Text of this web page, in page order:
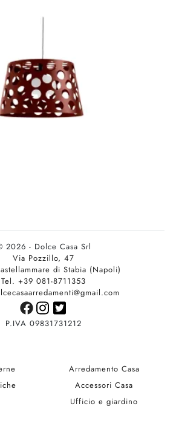
2026 - Dolce Casa Srl
Via Pozzillo, 47
di Stabia (Napoli)
Tel. +39 081-8711353
P.IVA 09831731212
Arredamento Casa
Accessori Casa
Ufficio e giardino